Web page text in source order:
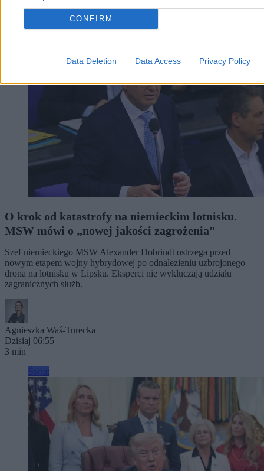
CONFIRM
Data Deletion Data Access Privacy Policy
Świat
O krok od katastrofy na niemieckim lotnisku.
MSW mówi o „nowej jakości zagrożenia”
Szef niemieckiego MSW Alexander Dobrindt ostrzega przed
nowym etapem wojny hybrydowej po odnalezieniu uzbrojonego
drona na lotnisku w Lipsku. Eksperci nie wykluczają udziału
zagranicznych służb.
Agnieszka Waś-Turecka
Dzisiaj 06:55
3 min